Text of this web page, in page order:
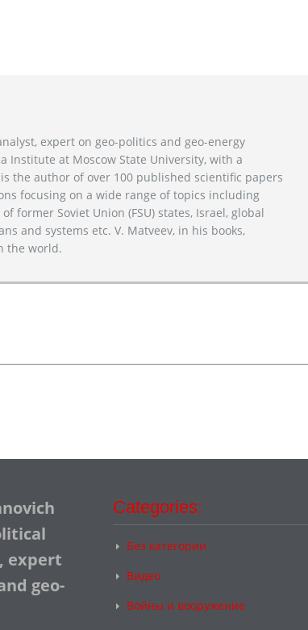
expert on geo-politics and geo-energy
Institute at Moscow State University, with a
the author of over 100 published scientific papers
focusing on a wide range of topics including
Soviet Union (FSU) states, Israel, global
and systems etc. V. Matveev, in his books,
the world.
expert
geo-
Categories:
Без категории
Видео
Войны и вооружение